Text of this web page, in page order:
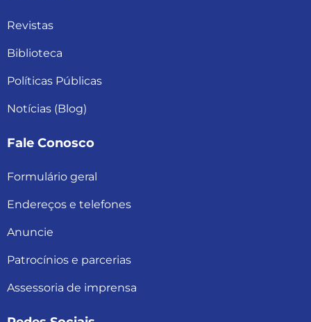
Revistas
Biblioteca
Políticas Públicas
Notícias (Blog)
Fale Conosco
Formulário geral
Endereços e telefones
Anuncie
Patrocínios e parcerias
Assessoria de imprensa